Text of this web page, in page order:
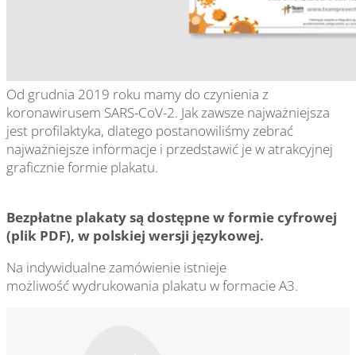
Od grudnia 2019 roku mamy do czynienia z
koronawirusem SARS-CoV-2. Jak zawsze najważniejsza
jest profilaktyka, dlatego postanowiliśmy zebrać
najważniejsze informacje i przedstawić je w atrakcyjnej
graficznie formie plakatu.
Bezpłatne plakaty są dostępne w formie cyfrowej
(plik PDF), w polskiej wersji językowej.
Na indywidualne zamówienie istnieje
możliwość wydrukowania plakatu w formacie A3.